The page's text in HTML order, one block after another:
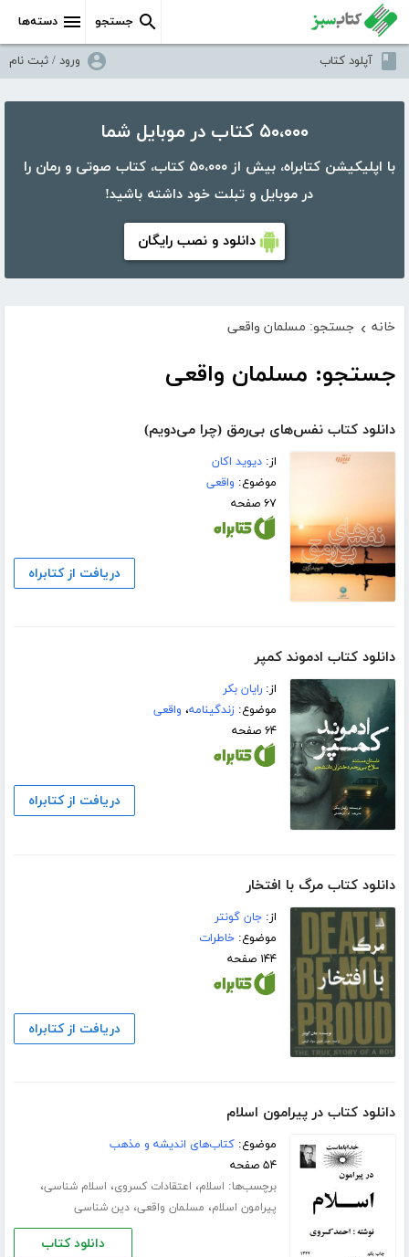
دسته‌ها جستجو
آپلود کتاب ورود / ثبت نام
۵۰،۰۰۰ کتاب در موبایل شما
با اپلیکیشن کتابراه، بیش از ۵۰،۰۰۰ کتاب، کتاب صوتی و رمان را
در موبایل و تبلت خود داشته باشید!
دانلود و نصب رایگان
خانه › جستجو: مسلمان واقعی
جستجو: مسلمان واقعی
دانلود کتاب نفس‌های بی‌رمق (چرا می‌دویم)
از:دیوید اکان
موضوع: واقعی
۶۷ صفحه
دریافت از کتابراه
دانلود کتاب ادموند کمپر
از:رایان بکر
موضوع:زندگینامه، واقعی
۶۴ صفحه
دریافت از کتابراه
دانلود کتاب مرگ با افتخار
از:جان گونتر
موضوع:خاطرات
۱۴۴ صفحه
دریافت از کتابراه
دانلود کتاب در پیرامون اسلام
موضوع:کتاب‌های اندیشه و مذهب
۵۴ صفحه
برچسب‌ها: اسلام، اعتقادات کسروی، اسلام شناسی،
پیرامون اسلام، مسلمان واقعی،دین شناسی
دانلود کتاب